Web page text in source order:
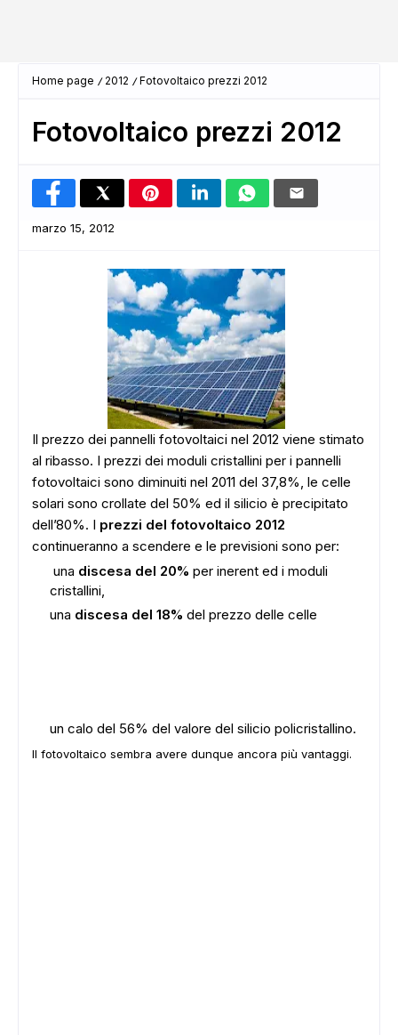
Home page 2012 Fotovoltaico prezzi 2012
Fotovoltaico prezzi 2012
marzo 15, 2012
Il prezzo dei pannelli fotovoltaici nel 2012 viene stimato
al ribasso. I prezzi dei moduli cristallini per i pannelli
fotovoltaici sono diminuiti nel 2011 del 37,8%, le celle
solari sono crollate del 50% ed il silicio è precipitato
dell’80%. I prezzi del fotovoltaico 2012
continueranno a scendere e le previsioni sono per:
una discesa del 20% per inerent ed i moduli
cristallini,
una discesa del 18% del prezzo delle celle
un calo del 56% del valore del silicio policristallino.
Il fotovoltaico sembra avere dunque ancora più vantaggi.